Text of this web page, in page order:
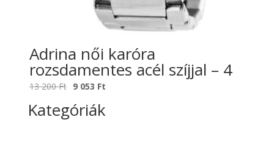
Adrina női karóra
rozsdamentes acél szíjjal – 4
13 200Ft Original
was:
9 053 Ft
Kategóriák